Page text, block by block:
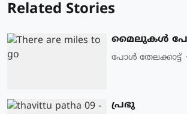
Related Stories
മൈലുകൾ
പോള്‍ തേലക്കാട്ട്‌
പ്രഭു